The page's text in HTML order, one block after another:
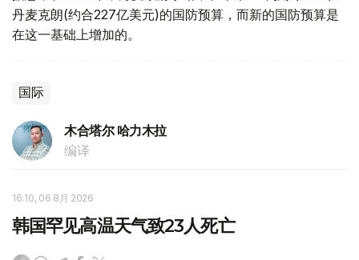
丹麦克朗(约合227亿美元)的国防预算，而新的国防预算是
在这一基础上增加的。
国际
木合塔尔 哈力木拉
编译
16:10, 06 8月 2026
韩国罕见高温天气致23人死亡